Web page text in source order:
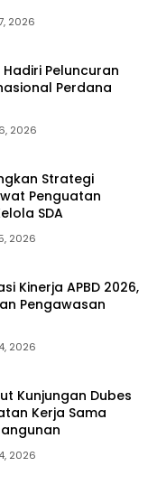
2026
Peluncuran
Perdana
2026
Strategi
Penguatan
SDA
2026
Kinerja APBD 2026,
Pengawasan
2026
Kunjungan Dubes
Kerja Sama
2026